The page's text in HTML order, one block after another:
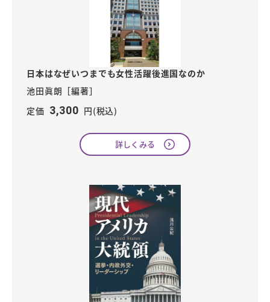
日本はなぜいつまでも女性活躍後進国なのか
池田眞朗［編著］
定価 3,300 円(税込)
詳しくみる